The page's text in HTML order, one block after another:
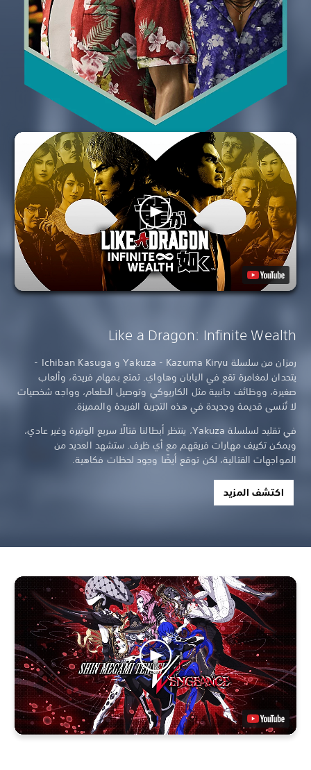
Like a Dragon: Infinite Wealth
رمزان من سلسلة Yakuza - Kazuma Kiryu و Ichiban Kasuga -
يتحدان لمغامرة تقع في اليابان وهاواي. تمتع بمهام فريدة، وألعاب
صغيرة، ووظائف جانبية مثل الكاريوكي وتوصيل الطعام، وواجه شخصيات
لا تُنسى قديمة وجديدة في هذه التجربة الفريدة والمميزة.
في تقليد لسلسلة Yakuza، ينتظر أبطالنا قتالًا سريع الوتيرة وغير عادي،
ويمكن تكييف مهارات فريقهم مع أي ظرف. ستشهد العديد من
المواجهات القتالية، لكن توقع أيضًا وجود لحظات فكاهية.
اكتشف المزيد